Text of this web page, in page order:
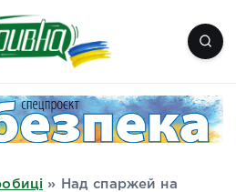
Одеса, Мелітополь
»
Над спаржей на